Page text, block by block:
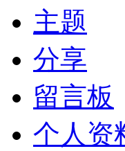
主题
分享
留言板
个人资